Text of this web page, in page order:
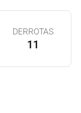
DERROTAS
11